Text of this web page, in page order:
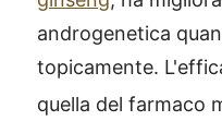
androgenetica
topicamente.
quella del farmaco